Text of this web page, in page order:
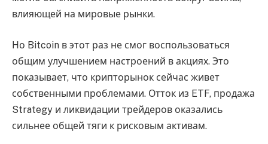
влияющей на мировые рынки.
Но Bitcoin в этот раз не смог воспользоваться
общим улучшением настроений в акциях. Это
показывает, что крипторынок сейчас живет
собственными проблемами. Отток из ETF, продажа
Strategy и ликвидации трейдеров оказались
сильнее общей тяги к рисковым активам.